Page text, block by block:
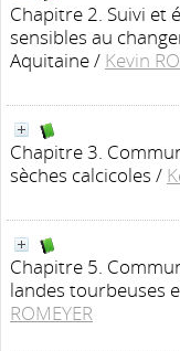
Chapitre 2. Suivi et
sensibles au
Aquitaine/ Kevin
Chapitre 3.
sèches calcicoles /
Chapitre 5.
landes tourbeuses
ROMEYER